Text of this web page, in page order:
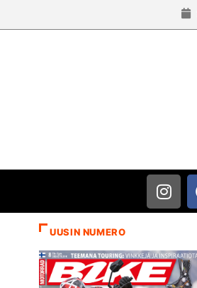
UUSIN NUMERO